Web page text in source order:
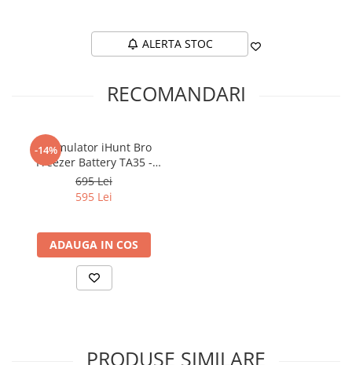
ALERTA STOC
RECOMANDARI
-14%
Acumulator iHunt Bro
Freezer Battery TA35 -
15600 mAh
695 Lei
595 Lei
ADAUGA IN COS
PRODUSE SIMILARE